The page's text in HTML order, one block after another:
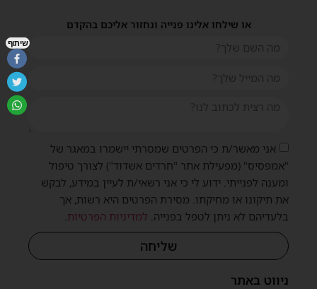
ניווט באתר
או שילחו אלינו פנייה ונחזור אליכם בהקדם
אני מאשר/ת כי הפרטים שמסרתי יישמרו במאגר של
"אמפסיס" (מפעילת אתר "חרדים אשדוד") לצורך טיפול
ומענה לפנייתי. ידוע לי כי אני רשאי/ת לעיין במידע, לבקש
את תיקונו או מחיקתו. מסירת הפרטים היא רשות, אך
בלעדיהם לא ניתן לטפל בפנייה. למדיניות הפרטיות
שליחה
שיתוף